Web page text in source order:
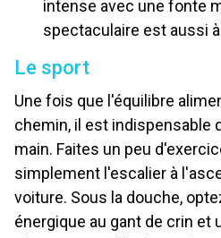
intense avec une fonte
spectaculaire est aussi
Le sport
Une fois que l'équilibre
chemin, il est indispensable
main. Faites un peu
simplement l'escalier à
voiture. Sous la douche,
énergique au gant de crin et